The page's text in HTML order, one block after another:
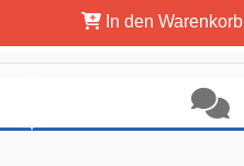
In den Warenkorb